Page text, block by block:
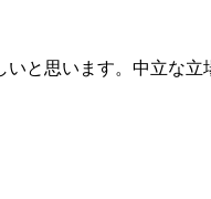
と思います。中立な